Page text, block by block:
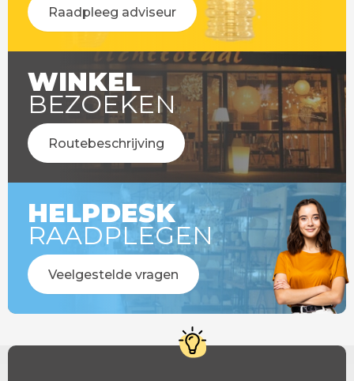
Raadpleeg adviseur
WINKEL
BEZOEKEN
Routebeschrijving
HELPDESK
RAADPLEGEN
Veelgestelde vragen